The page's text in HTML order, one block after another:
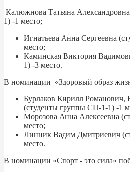
Калюжнова Татьяна
1) -1 место;
Игнатьева Анна Сергеевна
место;
Каминская Виктория
1) -3 место.
В номинации «Здоровый образ
Бурлаков Кирилл Романович,
(студенты группы СП-1-1) -1
Морозова Анна Алексеевна
место;
Линник Вадим Дмитриевич
место.
В номинации «Спорт - это сила»